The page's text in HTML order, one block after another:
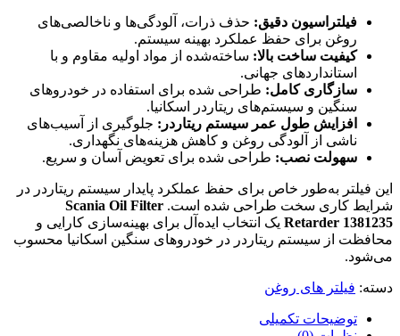
فیلتراسیون دقیق: حذف ذرات، آلودگی‌ها و ناخالصی‌های
روغن برای حفظ عملکرد بهینه سیستم.
کیفیت ساخت بالا: ساخته‌شده از مواد اولیه مقاوم و با
استانداردهای جهانی.
سازگاری کامل: طراحی شده برای استفاده در خودروهای
سنگین و سیستم‌های ریتاردر اسکانیا.
افزایش طول عمر سیستم ریتاردر: جلوگیری از آسیب‌های
ناشی از آلودگی روغن و کاهش هزینه‌های نگهداری.
سهولت نصب: طراحی شده برای تعویض آسان و سریع.
این فیلتر به‌طور خاص برای حفظ عملکرد پایدار سیستم ریتاردر در
شرایط کاری سخت طراحی شده است. Scania Oil Filter
Retarder 1381235 یک انتخاب ایده‌آل برای بهینه‌سازی کارایی و
محافظت از سیستم ریتاردر در خودروهای سنگین اسکانیا محسوب
می‌شود.
دسته: فیلتر های روغن
توضیحات تکمیلی